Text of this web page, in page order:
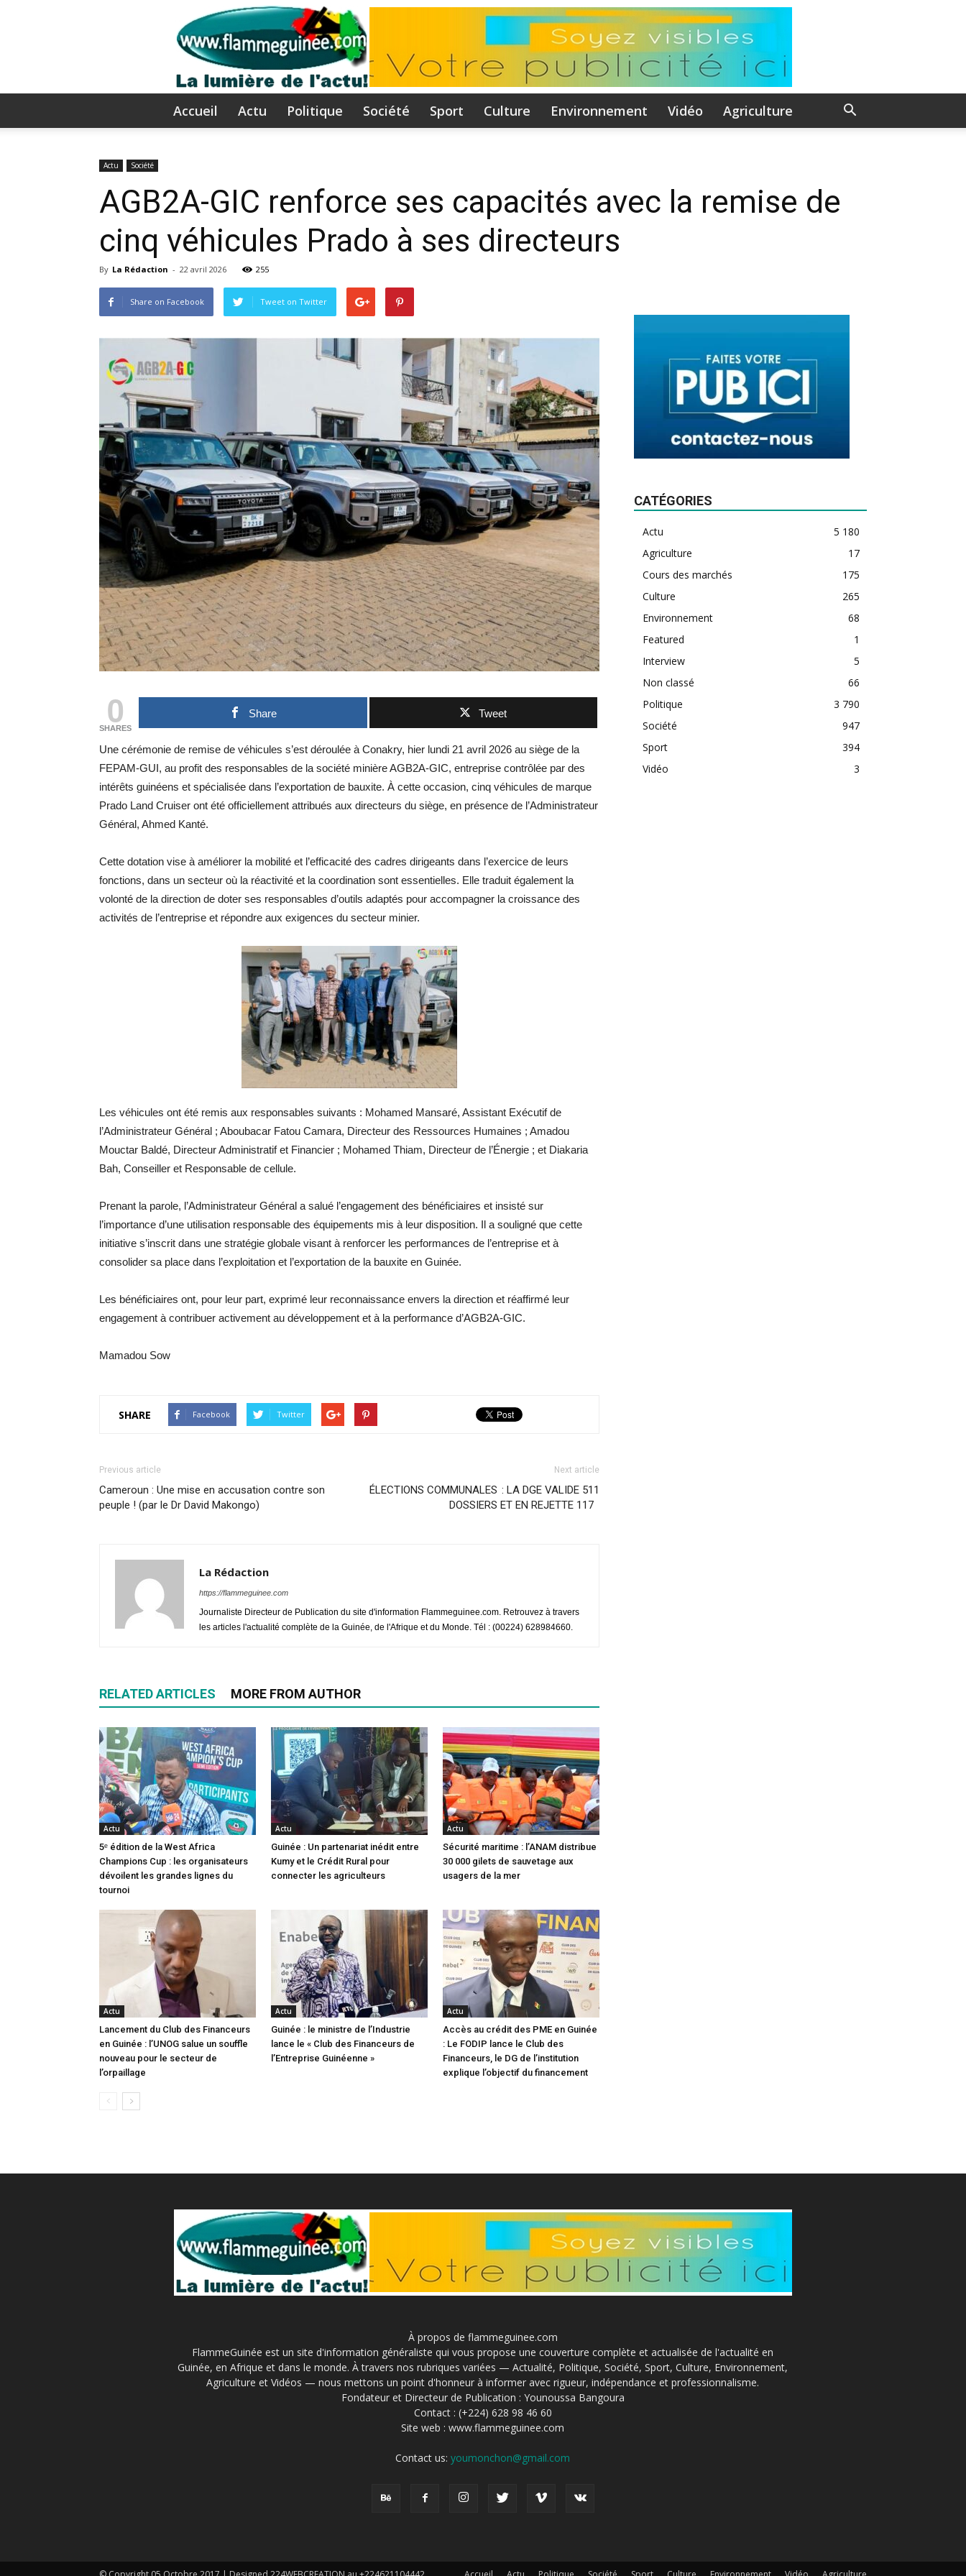
lumière
d'actualité!
Accueil Actu Politique Société Sport Culture Environnement Vidéo Agriculture
Actu Société
AGB2A-GIC renforce ses capacités avec la remise de
cinq véhicules Prado à ses directeurs
By La Rédaction - 22 avril 2026 255
Share on Facebook Tweet on Twitter
0
SHARES
Share Tweet
Une cérémonie de remise de véhicules s’est déroulée à Conakry, hier lundi 21 avril 2026 au siège de la
FEPAM-GUI, au profit des responsables de la société minière AGB2A-GIC, entreprise contrôlée par des
intérêts guinéens et spécialisée dans l’exportation de bauxite. À cette occasion, cinq véhicules de marque
Prado Land Cruiser ont été officiellement attribués aux directeurs du siège, en présence de l’Administrateur
Général, Ahmed Kanté.
Cette dotation vise à améliorer la mobilité et l’efficacité des cadres dirigeants dans l’exercice de leurs
fonctions, dans un secteur où la réactivité et la coordination sont essentielles. Elle traduit également la
volonté de la direction de doter ses responsables d’outils adaptés pour accompagner la croissance des
activités de l’entreprise et répondre aux exigences du secteur minier.
Les véhicules ont été remis aux responsables suivants : Mohamed Mansaré, Assistant Exécutif de
l’Administrateur Général ; Aboubacar Fatou Camara, Directeur des Ressources Humaines ; Amadou
Mouctar Baldé, Directeur Administratif et Financier ; Mohamed Thiam, Directeur de l’Énergie ; et Diakaria
Bah, Conseiller et Responsable de cellule.
Prenant la parole, l’Administrateur Général a salué l’engagement des bénéficiaires et insisté sur
l’importance d’une utilisation responsable des équipements mis à leur disposition. Il a souligné que cette
initiative s’inscrit dans une stratégie globale visant à renforcer les performances de l’entreprise et à
consolider sa place dans l’exploitation et l’exportation de la bauxite en Guinée.
Les bénéficiaires ont, pour leur part, exprimé leur reconnaissance envers la direction et réaffirmé leur
engagement à contribuer activement au développement et à la performance d’AGB2A-GIC.
Mamadou Sow
SHARE Facebook Twitter
Previous article
Cameroun : Une mise en accusation contre son
peuple ! (par le Dr David Makongo)
Next article
ÉLECTIONS COMMUNALES : LA DGE VALIDE 511
DOSSIERS ET EN REJETTE 117
La Rédaction
https://flammeguinee.com
Journaliste Directeur de Publication du site d'information Flammeguinee.com. Retrouvez à travers
les articles l'actualité complète de la Guinée, de l'Afrique et du Monde. Tél : (00224) 628984660.
RELATED ARTICLES MORE FROM AUTHOR
Actu
5ᵉ édition de la West Africa
Champions Cup : les organisateurs
dévoilent les grandes lignes du
tournoi
Actu
Guinée : Un partenariat inédit entre
Kumy et le Crédit Rural pour
connecter les agriculteurs
Actu
Sécurité maritime : l’ANAM distribue
30 000 gilets de sauvetage aux
usagers de la mer
Actu
Lancement du Club des Financeurs
en Guinée : l’UNOG salue un souffle
nouveau pour le secteur de
l’orpaillage
Actu
Guinée : le ministre de l’Industrie
lance le « Club des Financeurs de
l’Entreprise Guinéenne »
Actu
Accès au crédit des PME en Guinée
: Le FODIP lance le Club des
Financeurs, le DG de l’institution
explique l’objectif du financement
CATÉGORIES
Actu
5 180
Agriculture
17
Cours des marchés
175
Culture
265
Environnement
68
Featured
1
Interview
5
Non classé
66
Politique
3 790
Société
947
Sport
394
Vidéo
3
À propos de flammeguinee.com
FlammeGuinée est un site d'information généraliste qui vous propose une couverture complète et actualisée de l'actualité en
Guinée, en Afrique et dans le monde. À travers nos rubriques variées — Actualité, Politique, Société, Sport, Culture, Environnement,
Agriculture et Vidéos — nous mettons un point d'honneur à informer avec rigueur, indépendance et professionnalisme.
Fondateur et Directeur de Publication : Younoussa Bangoura
Contact : (+224) 628 98 46 60
Site web : www.flammeguinee.com
Contact us:youmonchon@gmail.com